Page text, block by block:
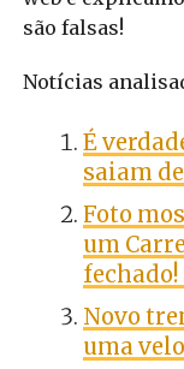
são falsas!
Notícias
É
saiam
Foto
um
fechado!
Novo
uma